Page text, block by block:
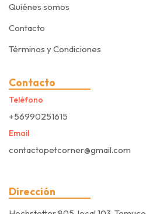
Quiénes somos
Contacto
Términos y Condiciones
Contacto
Teléfono
+56990251615
Email
contactopetcorner@gmail.com
Dirección